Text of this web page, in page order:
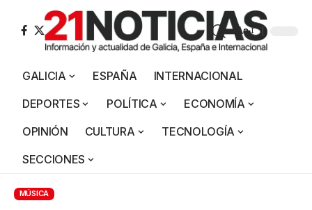
Aa
GALICIA ESPAÑA
INTERNACIONAL
DEPORTES
POLÍTICA
ECONOMÍA
OPINIÓN
CULTURA
TECNOLOGÍA
SECCIONES
MÚSICA